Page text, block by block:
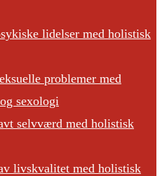
lidelser med holistisk
problemer med
sexologi
selvværd med holistisk
livskvalitet med holistisk